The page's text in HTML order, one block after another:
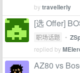
bytravellerly
[选 Offer]
职场话题 •
replied by
AZ80 vs